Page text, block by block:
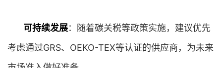
可持续发展：随着碳关税等政策实施，建议优先
考虑通过GRS、OEKO-TEX等认证的供应商，为未来